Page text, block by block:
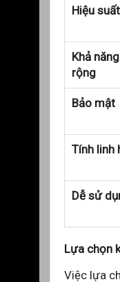
Hiệu suất
Khả
rộng
Bảo mật
Tính linh
Dễ sử
Lựa chọn
Việc lựa